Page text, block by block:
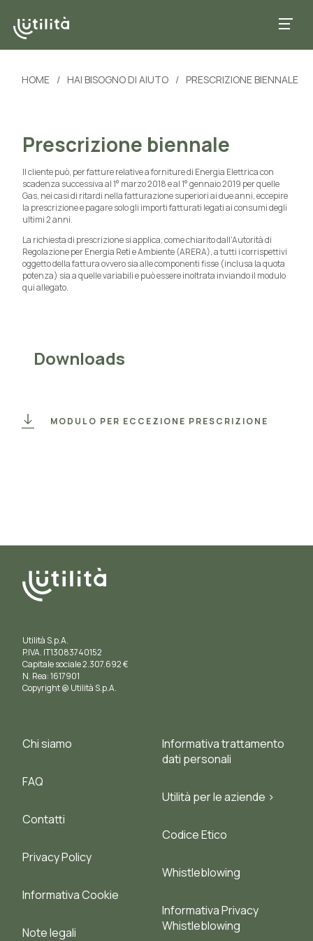
HOME / HAI BISOGNO DI AIUTO / PRESCRIZIONE BIENNALE
Prescrizione biennale
Il cliente può, per fatture relative a forniture di Energia Elettrica con
scadenza successiva al 1° marzo 2018 e al 1° gennaio 2019 per quelle
Gas, nei casi di ritardi nella fatturazione superiori ai due anni, eccepire
la prescrizione e pagare solo gli importi fatturati legati ai consumi degli
ultimi 2 anni.
La richiesta di prescrizione si applica, come chiarito dall’Autorità di
Regolazione per Energia Reti e Ambiente (ARERA), a tutti i corrispettivi
oggetto della fattura ovvero sia alle componenti fisse (inclusa la quota
potenza) sia a quelle variabili e può essere inoltrata inviando il modulo
qui allegato.
Downloads
MODULO PER ECCEZIONE PRESCRIZIONE
Utilità S.p.A.
P.IVA. IT13083740152
Capitale sociale 2.307.692 €
N. Rea: 1617901
Copyright @ Utilità S.p.A.
Chi siamo
FAQ
Contatti
Privacy Policy
Informativa Cookie
Note legali
Informativa trattamento
dati personali
Utilità per le aziende >
Codice Etico
Whistleblowing
Informativa Privacy
Whistleblowing